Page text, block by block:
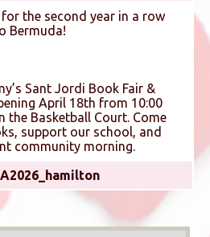
the second year in a row
Bermuda!
Sant Jordi Book Fair &
April 18th from 10:00
the Basketball Court. Come
support our school, and
community morning.